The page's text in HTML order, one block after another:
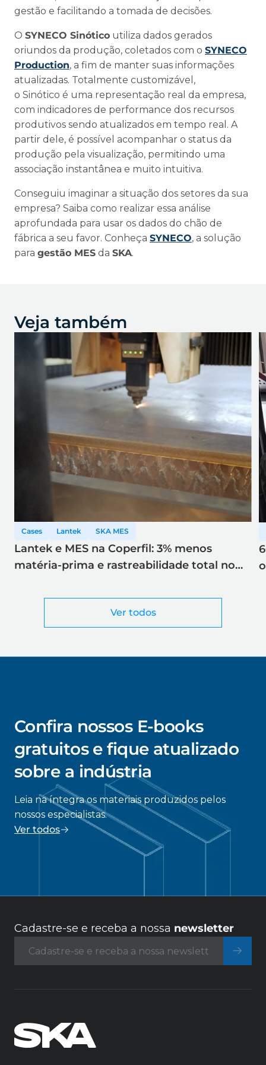
gestão e facilitando a tomada de decisões.
O SYNECO Sinótico utiliza dados gerados
oriundos da produção, coletados com o SYNECO
Production, a fim de manter suas informações
atualizadas. Totalmente customizável,
o Sinótico é uma representação real da empresa,
com indicadores de performance dos recursos
produtivos sendo atualizados em tempo real. A
partir dele, é possível acompanhar o status da
produção pela visualização, permitindo uma
associação instantânea e muito intuitiva.
Conseguiu imaginar a situação dos setores da sua
empresa? Saiba como realizar essa análise
aprofundada para usar os dados do chão de
fábrica a seu favor. Conheça SYNECO, a solução
para gestão MES da SKA.
Veja também
Ver todos
Cases Lantek SKA MES
Lantek e MES na Coperfil: 3% menos
matéria-prima e rastreabilidade total no
Confira nossos E-books
gratuitos e fique atualizado
sobre a indústria
Leia na íntegra os materiais produzidos pelos
nossos especialistas.
Ver todos
Cadastre-se e receba a nossa newsletter